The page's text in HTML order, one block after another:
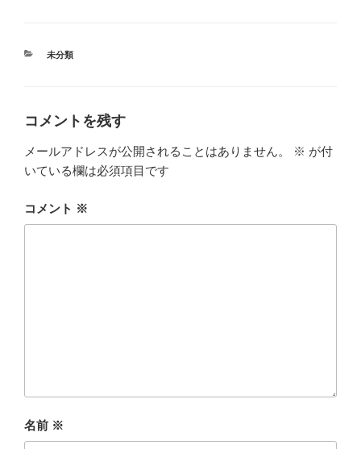
カ
未分類
コメントを残す
メールアドレスが公開されることはありません。 ※ が付
いている欄は必須項目です
コメント ※
名前 ※